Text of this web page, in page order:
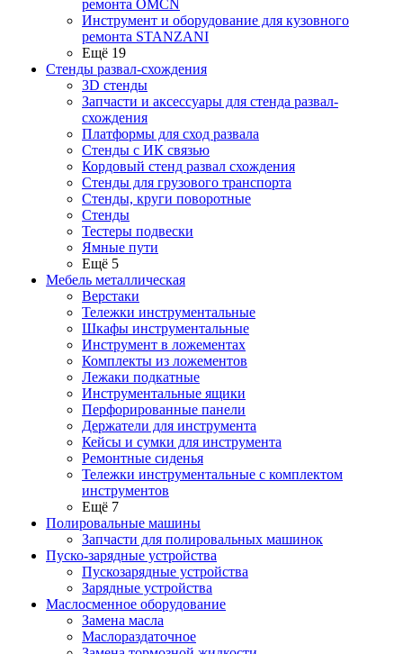
ремонта OMCN
Инструмент и оборудование для кузовного
ремонта STANZANI
Ещё 19
Стенды развал-схождения
3D стенды
Запчасти и аксессуары для стенда развал-
схождения
Платформы для сход развала
Стенды с ИК связью
Кордовый стенд развал схождения
Стенды для грузового транспорта
Стенды, круги поворотные
Стенды
Тестеры подвески
Ямные пути
Ещё 5
Мебель металлическая
Верстаки
Тележки инструментальные
Шкафы инструментальные
Инструмент в ложементах
Комплекты из ложементов
Лежаки подкатные
Инструментальные ящики
Перфорированные панели
Держатели для инструмента
Кейсы и сумки для инструмента
Ремонтные сиденья
Тележки инструментальные с комплектом
инструментов
Ещё 7
Полировальные машины
Запчасти для полировальных машинок
Пуско-зарядные устройства
Пускозарядные устройства
Зарядные устройства
Маслосменное оборудование
Замена масла
Маслораздаточное